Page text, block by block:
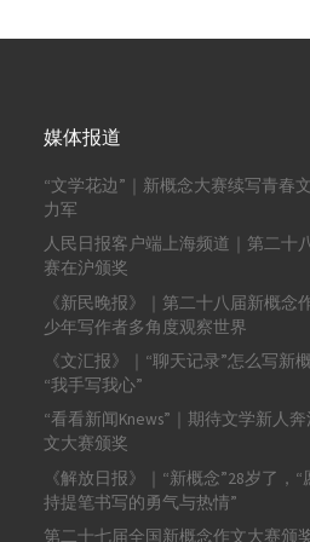
媒体报道
“文学花边”｜新概念大赛续写青春
力军
人民日报客户端上海频道｜第二十
赛在沪颁奖
《新民晚报》｜第二十八届新概念
少年写作者多角度观察世界
《文汇报》｜“聊天记录”怎么写新
“我手写我心”
“看看新闻Knews”｜期待文学新人
文大赛颁奖
《解放日报》｜“新概念”28岁了，
持提笔书写的勇气与热情”
第二十七届全国新概念作文大赛颁